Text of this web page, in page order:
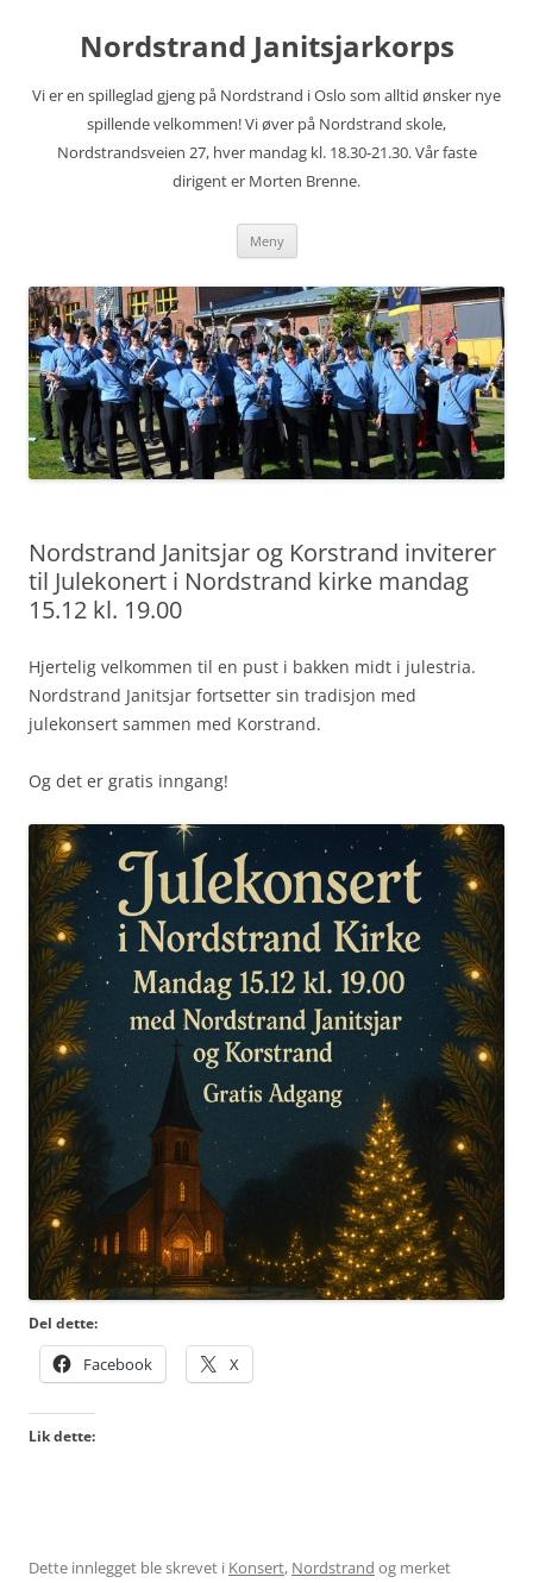
innholdNordstrand Janitsjarkorps
Vi er en spilleglad gjeng på Nordstrand i Oslo som alltid ønsker nye
spillende velkommen! Vi øver på Nordstrand skole,
Nordstrandsveien 27, hver mandag kl. 18.30-21.30. Vår faste
dirigent er Morten Brenne.
Meny
Nordstrand Janitsjar og Korstrand inviterer
til Julekonert i Nordstrand kirke mandag
15.12 kl. 19.00
Hjertelig velkommen til en pust i bakken midt i julestria.
Nordstrand Janitsjar fortsetter sin tradisjon med
julekonsert sammen med Korstrand.
Og det er gratis inngang!
Del dette:
Facebook X
Lik dette:
Dette innlegget ble skrevet i Konsert, Nordstrand og merket